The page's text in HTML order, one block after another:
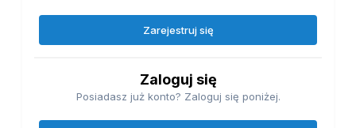
Zarejestruj się
Zaloguj się
Posiadasz już konto? Zaloguj się poniżej.